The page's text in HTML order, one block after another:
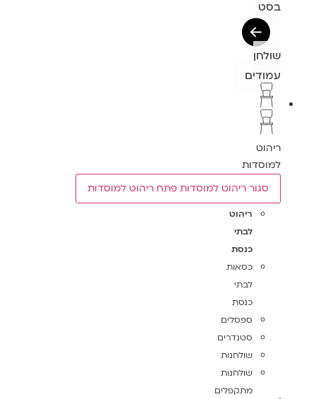
בסט
שולחן
עמודים
ריהוט
למוסדות
סגור ריהוט למוסדות פתח ריהוט למוסדות
ריהוט
לבתי
כנסת
כסאות
לבתי
כנסת
ספסלים
סטנדרים
שולחנות
שולחנות
מתקפלים